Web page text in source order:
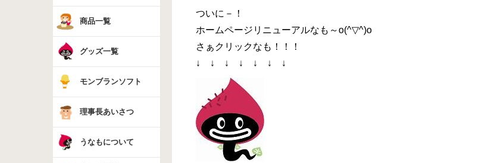
商品一覧
グッズ一覧
モンブランソフト
理事長あいさつ
うなもについて
ついに－！
ホームページリニューアルなも～o(^▽^)o
さぁクリックなも！！！
↓ ↓ ↓ ↓ ↓ ↓ ↓